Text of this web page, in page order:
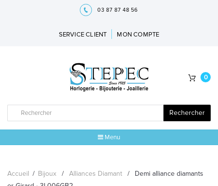
03 87 87 48 56
SERVICE CLIENT MON COMPTE
Rechercher
0
Menu
Accueil / Bijoux / Alliances Diamant /
Demi alliance diamants